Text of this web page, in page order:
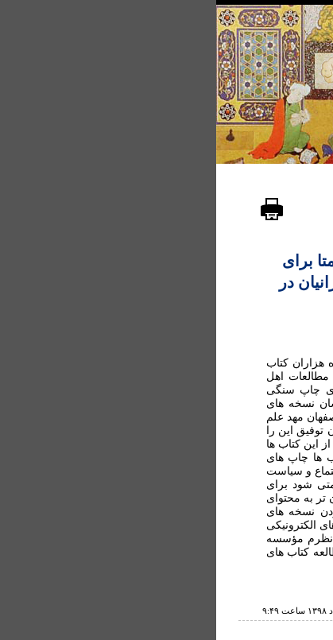
برای
در
هزاران کتاب
اهل
چاپ سنگی
نسخه های
مهد علم
اين را
اين کتاب ها
ها چاپ های
و سياست
شود برای
تر به محتوای
نسخه های
الکترونيکی
نظرم مؤسسه
کتاب های